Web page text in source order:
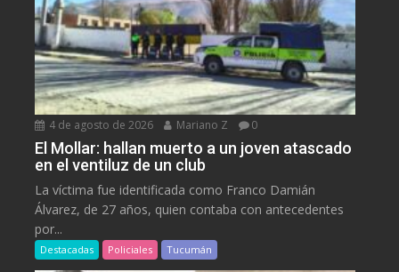
4 de agosto de 2026 Mariano Z 0
El Mollar: hallan muerto a un joven atascado
en el ventiluz de un club
La víctima fue identificada como Franco Damián
Álvarez, de 27 años, quien contaba con antecedentes
por...
Destacadas Policiales Tucumán